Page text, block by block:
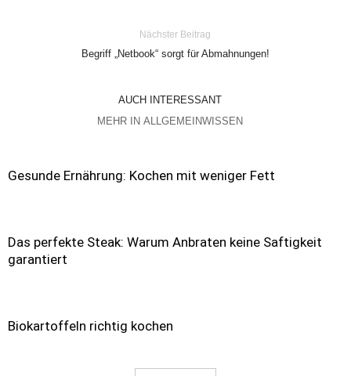
Nächster Beitrag
Begriff „Netbook“ sorgt für Abmahnungen!
AUCH INTERESSANT
MEHR IN ALLGEMEINWISSEN
Gesunde Ernährung: Kochen mit weniger Fett
Das perfekte Steak: Warum Anbraten keine Saftigkeit
garantiert
Biokartoffeln richtig kochen